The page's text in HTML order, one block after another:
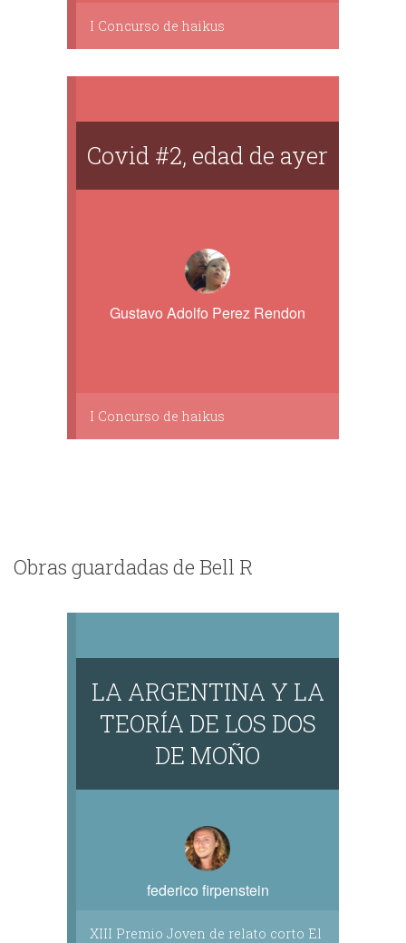
I Concurso de haikus
Covid #2, edad de ayer
Gustavo Adolfo Perez Rendon
I Concurso de haikus
Obras guardadas de Bell R
LA ARGENTINA Y LA
TEORÍA DE LOS DOS
DE MOÑO
federico firpenstein
XIII Premio Joven de relato corto El